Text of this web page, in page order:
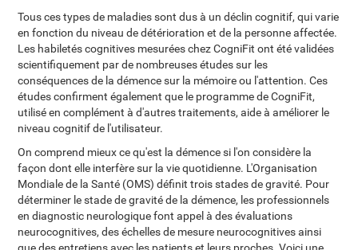
Tous ces types de maladies sont dus à un déclin cognitif, qui varie
en fonction du niveau de détérioration et de la personne affectée.
Les habiletés cognitives mesurées chez CogniFit ont été validées
scientifiquement par de nombreuses études sur les
conséquences de la démence sur la mémoire ou l'attention. Ces
études confirment également que le programme de CogniFit,
utilisé en complément à d'autres traitements, aide à améliorer le
niveau cognitif de l'utilisateur.
On comprend mieux ce qu'est la démence si l'on considère la
façon dont elle interfère sur la vie quotidienne. L'Organisation
Mondiale de la Santé (OMS) définit trois stades de gravité. Pour
déterminer le stade de gravité de la démence, les professionnels
en diagnostic neurologique font appel à des évaluations
neurocognitives, des échelles de mesure neurocognitives ainsi